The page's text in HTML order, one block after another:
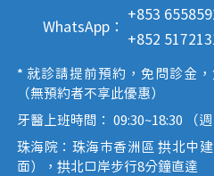
WhatsApp：
+853
+852
* 就診請提前預約，免問診金
（無預約者不享此優惠）
牙醫上班時間： 09:30~18:30 （
珠海院：珠海市香洲區 拱北中
面），拱北口岸步行8分鐘直達